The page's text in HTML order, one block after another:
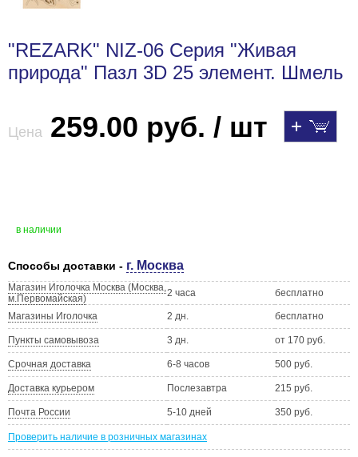
"REZARK" NIZ-06 Серия "Живая
природа" Пазл 3D 25 элемент. Шмель
Цена 259.00 руб. / шт
в наличии
Способы доставки - г. Москва
Магазин Иголочка Москва (Москва,
м.Первомайская)
2 часа бесплатно
Магазины Иголочка 2 дн. бесплатно
Пункты самовывоза 3 дн. от 170 руб.
Срочная доставка 6-8 часов 500 руб.
Доставка курьером Послезавтра 215 руб.
Почта России 5-10 дней 350 руб.
Проверить наличие в розничных магазинах